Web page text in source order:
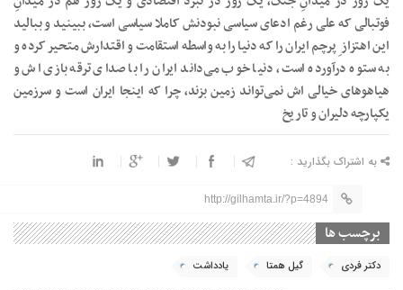
فوتبالی که علی رغم ادعای سیاسی نبودنش کاملا سیاسی است، ببینید و ببالید
این اهتزاز ِ پرچم ایران را که دنیا را به واسطه استقامت و اقتدارش متحیر کرده و
به ستوه درآورده است، دنیا خوب می‌داند ایران را با صدای ترقه بازی اش و
هیاهوهای خیالی اش نمی‌تواند زمین بزند، چرا که اینجا ایران است و سرزمین
یکپارچه دلیران و تاریخ
به اشتراک بگذارید :
http://gilhamta.ir/?p=4894
برچسب ها
دکتر فردی گیل همتا یادداشت